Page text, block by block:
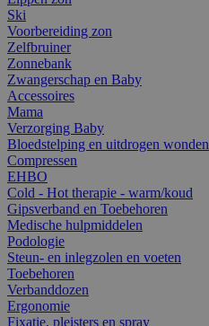
Ski
Voorbereiding zon
Zelfbruiner
Zonnebank
Zwangerschap en Baby
Accessoires
Mama
Verzorging Baby
Bloedstelping en uitdrogen wonden
Compressen
EHBO
Cold - Hot therapie - warm/koud
Gipsverband en Toebehoren
Medische hulpmiddelen
Podologie
Steun- en inlegzolen en voeten
Toebehoren
Verbanddozen
Ergonomie
Fixatie, pleisters en spray